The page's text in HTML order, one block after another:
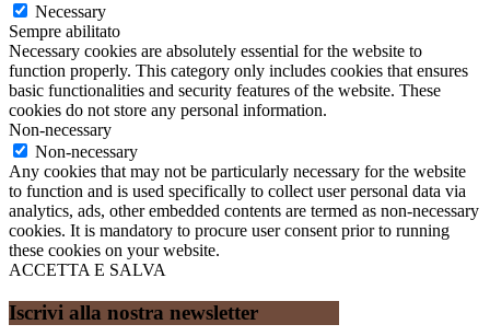
Necessary
Sempre abilitato
Necessary cookies are absolutely essential for the website to
function properly. This category only includes cookies that ensures
basic functionalities and security features of the website. These
cookies do not store any personal information.
Non-necessary
Non-necessary
Any cookies that may not be particularly necessary for the website
to function and is used specifically to collect user personal data via
analytics, ads, other embedded contents are termed as non-necessary
cookies. It is mandatory to procure user consent prior to running
these cookies on your website.
ACCETTA E SALVA
Iscrivi alla nostra newsletter